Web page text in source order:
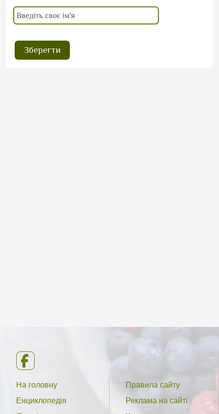
На головну
Енциклопедія
Правила сайту
Реклама на сайті